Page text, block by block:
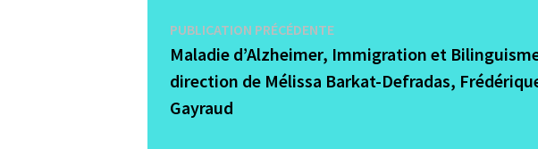
Navigation
de
l’article
PUBLICATION PRÉCÉDENTEPublication
précédente :
Maladie d’Alzheimer, Immigration et
direction de Mélissa Barkat-Defradas,
Gayraud